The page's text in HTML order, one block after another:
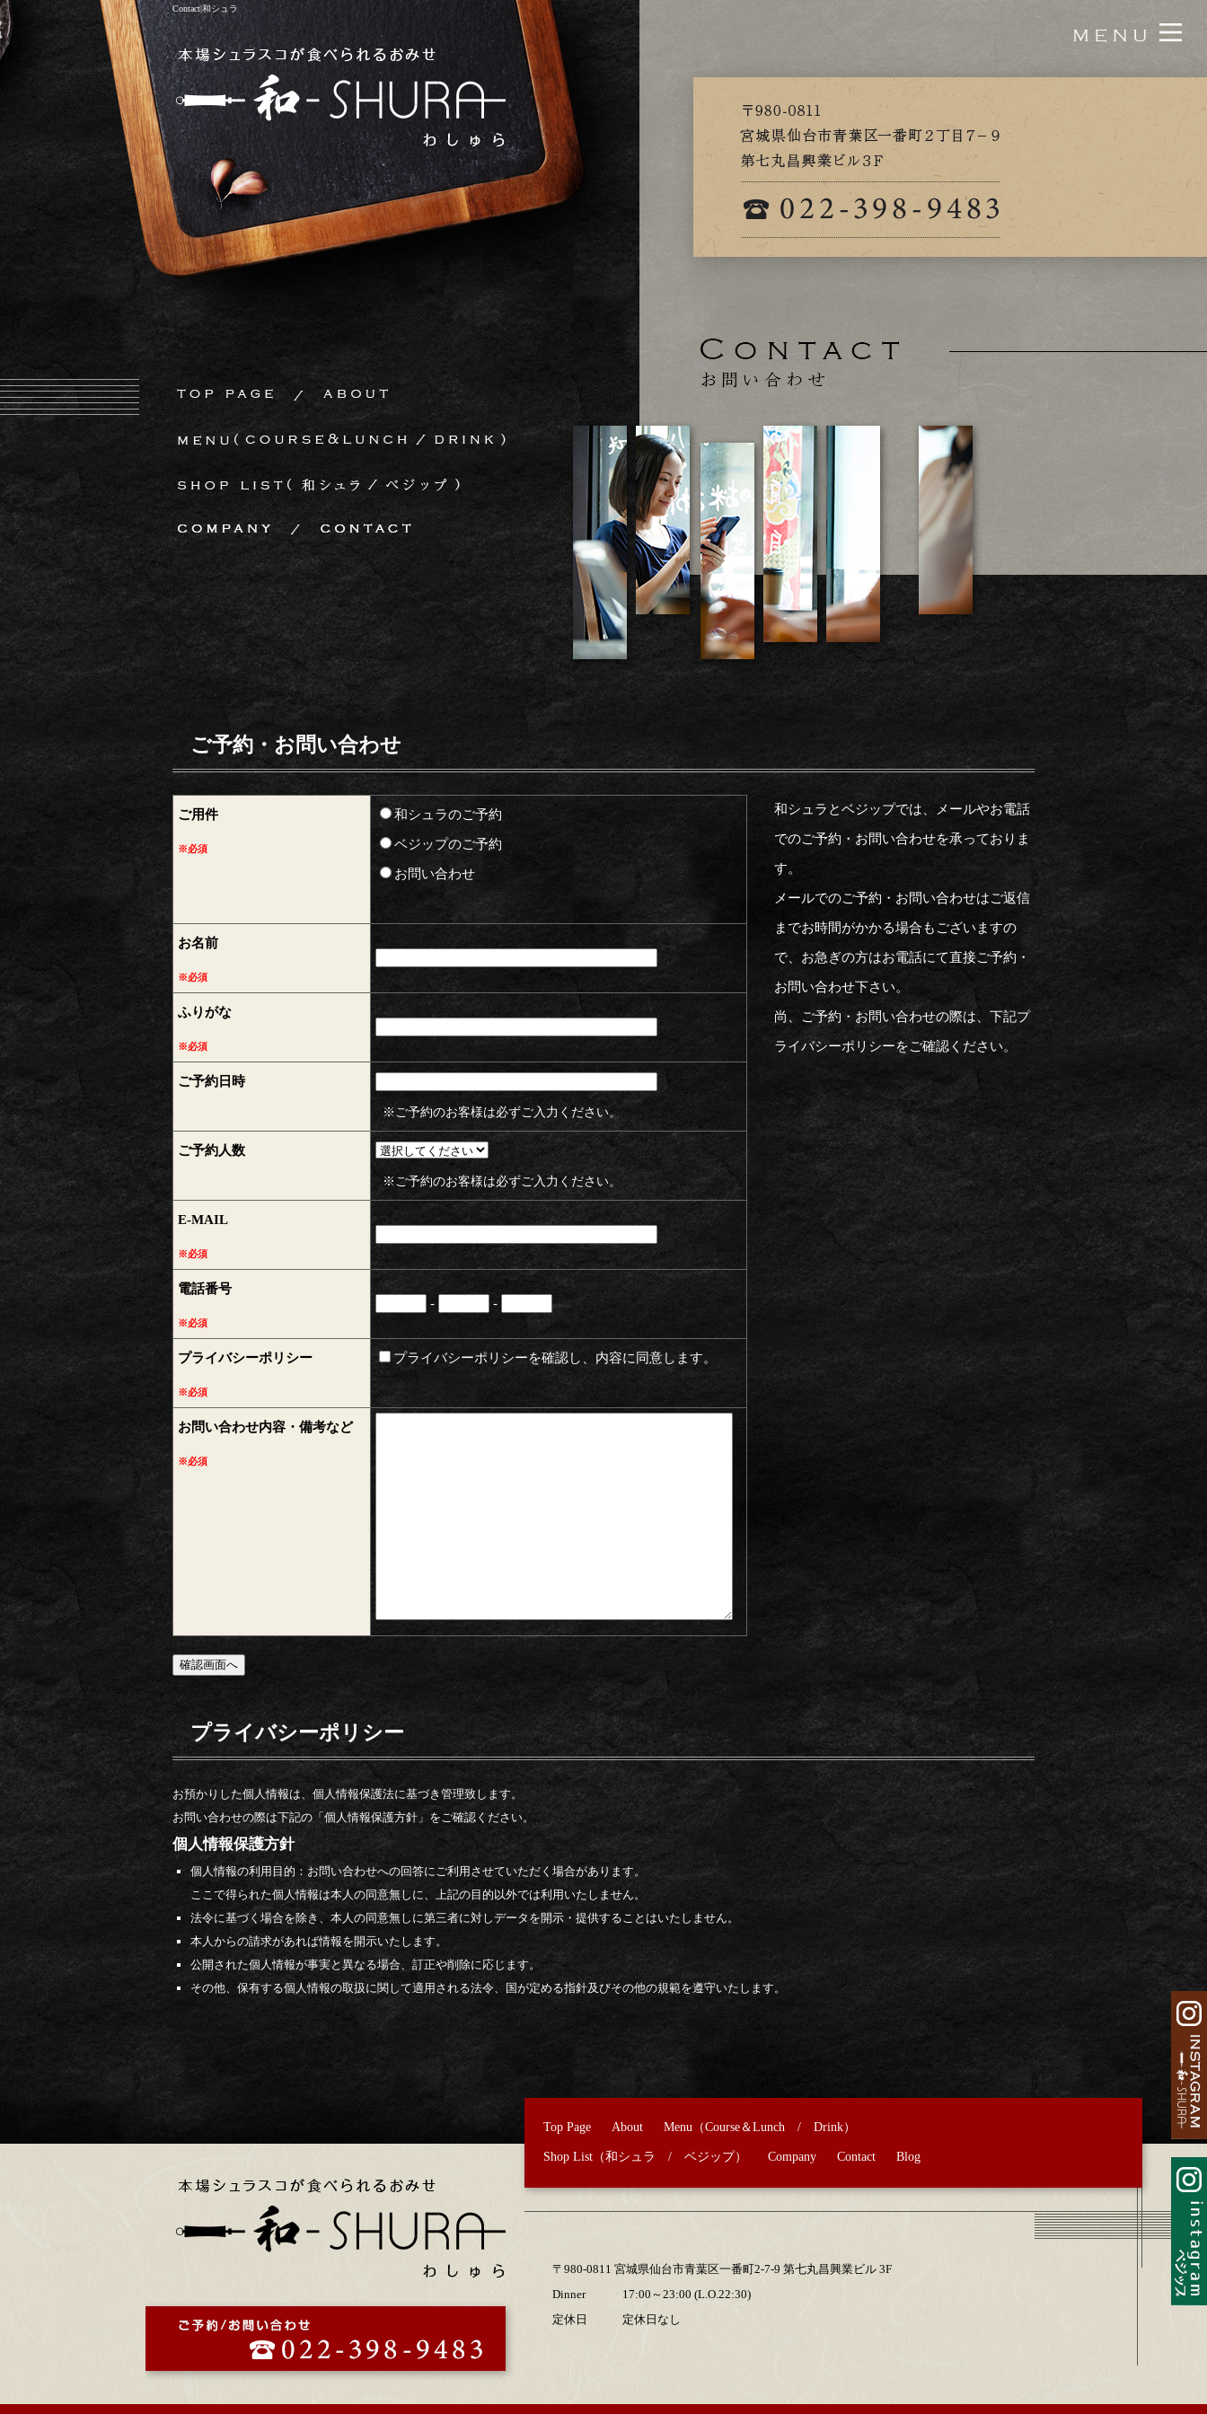
Contact|和シュラ
ご予約・お問い合わせ
和シュラとベジップでは、メールやお電話
でのご予約・お問い合わせを承っておりま
す。
メールでのご予約・お問い合わせはご返信
までお時間がかかる場合もございますの
で、お急ぎの方はお電話にて直接ご予約・
お問い合わせ下さい。
尚、ご予約・お問い合わせの際は、下記プ
ライバシーポリシーをご確認ください。
ご用件
※必須
和シュラのご予約
ベジップのご予約
お問い合わせ
お名前
※必須
ふりがな
※必須
ご予約日時
※ご予約のお客様は必ずご入力ください。
ご予約人数
※ご予約のお客様は必ずご入力ください。
E-MAIL
※必須
電話番号
※必須
- -
プライバシーポリシー
※必須
プライバシーポリシーを確認し、内容に同意します。
お問い合わせ内容・備考など
※必須
プライバシーポリシー
お預かりした個人情報は、個人情報保護法に基づき管理致します。
お問い合わせの際は下記の「個人情報保護方針」をご確認ください。
個人情報保護方針
個人情報の利用目的：お問い合わせへの回答にご利用させていただく場合があります。
ここで得られた個人情報は本人の同意無しに、上記の目的以外では利用いたしません。
法令に基づく場合を除き、本人の同意無しに第三者に対しデータを開示・提供することはいたしません。
本人からの請求があれば情報を開示いたします。
公開された個人情報が事実と異なる場合、訂正や削除に応じます。
その他、保有する個人情報の取扱に関して適用される法令、国が定める指針及びその他の規範を遵守いたします。
Top Page About Menu（Course＆Lunch / Drink）
Shop List（和シュラ / ベジップ） Company Contact Blog
〒980-0811 宮城県仙台市青葉区一番町2-7-9 第七丸昌興業ビル 3F
Dinner
17:00～23:00 (L.O.22:30)
定休日
定休日なし